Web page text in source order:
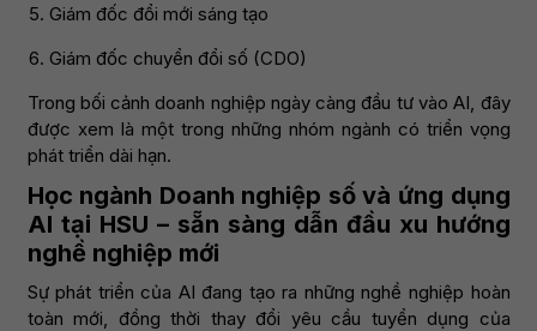
Giám đốc đổi mới sáng tạo
Giám đốc chuyển đổi số (CDO)
Trong bối cảnh doanh nghiệp ngày càng đầu tư vào AI, đây
được xem là một trong những nhóm ngành có triển vọng
phát triển dài hạn.
Học ngành Doanh nghiệp số và ứng dụng
AI tại HSU – sẵn sàng dẫn đầu xu hướng
nghề nghiệp mới
Sự phát triển của AI đang tạo ra những nghề nghiệp hoàn
toàn mới, đồng thời thay đổi yêu cầu tuyển dụng của